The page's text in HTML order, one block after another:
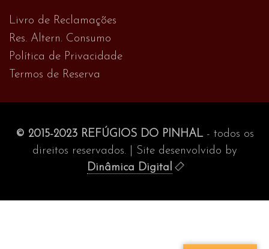
Livro de Reclamações
Res. Altern. Consumo
Política de Privacidade
Termos de Reserva
© 2015-2023 REFÚGIOS DO PINHAL- todos os
direitos reservados. | Site desenvolvido by
Dinâmica Digital